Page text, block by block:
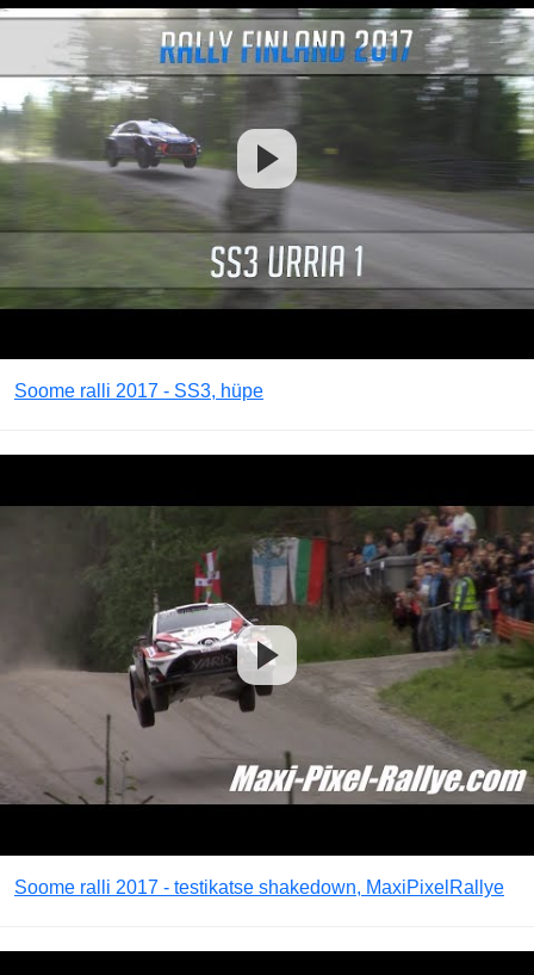
Soome ralli 2017 - SS3, hüpe
Soome ralli 2017 - testikatse shakedown, MaxiPixelRallye